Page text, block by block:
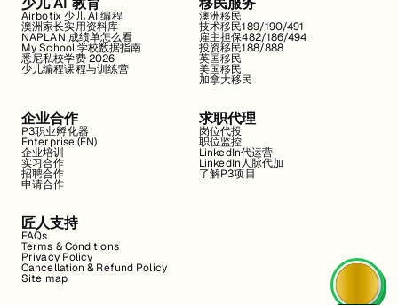
Airbotix 少儿 AI 编程
澳洲家长实用资料库
NAPLAN 成绩单怎么看
My School 学校数据指南
悉尼私校学费 2026
少儿编程课程与训练营
澳洲移民
技术移民189/190/491
雇主担保482/186/494
投资移民188/888
英国移民
美国移民
加拿大移民
企业合作
P3职业孵化器
Enterprise (EN)
企业培训
实习合作
招聘合作
申请合作
求职代理
岗位代投
职位监控
LinkedIn代运营
LinkedIn人脉代加
了解P3项目
匠人支持
FAQs
Terms & Conditions
Privacy Policy
Cancellation & Refund Policy
Site map